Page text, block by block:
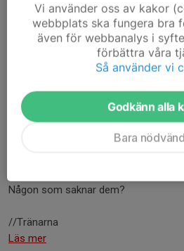
Någon som saknar dem?
//Tränarna
Läs mer
Vi använder oss av kakor
webbplats ska fungera bra
även för webbanalys i
förbättra våra
Så använder vi
Godkänn alla
Bara